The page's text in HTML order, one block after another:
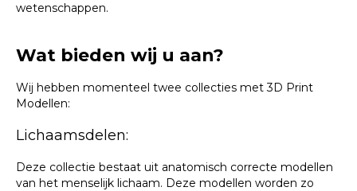
wetenschappen.
Wat bieden wij u aan?
Wij hebben momenteel twee collecties met 3D Print
Modellen:
Lichaamsdelen:
Deze collectie bestaat uit anatomisch correcte modellen
van het menselijk lichaam. Deze modellen worden zo